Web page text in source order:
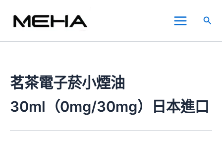
要
Menu
搜
茗茶電子菸小煙油
30ml（0mg/30mg）日本進口